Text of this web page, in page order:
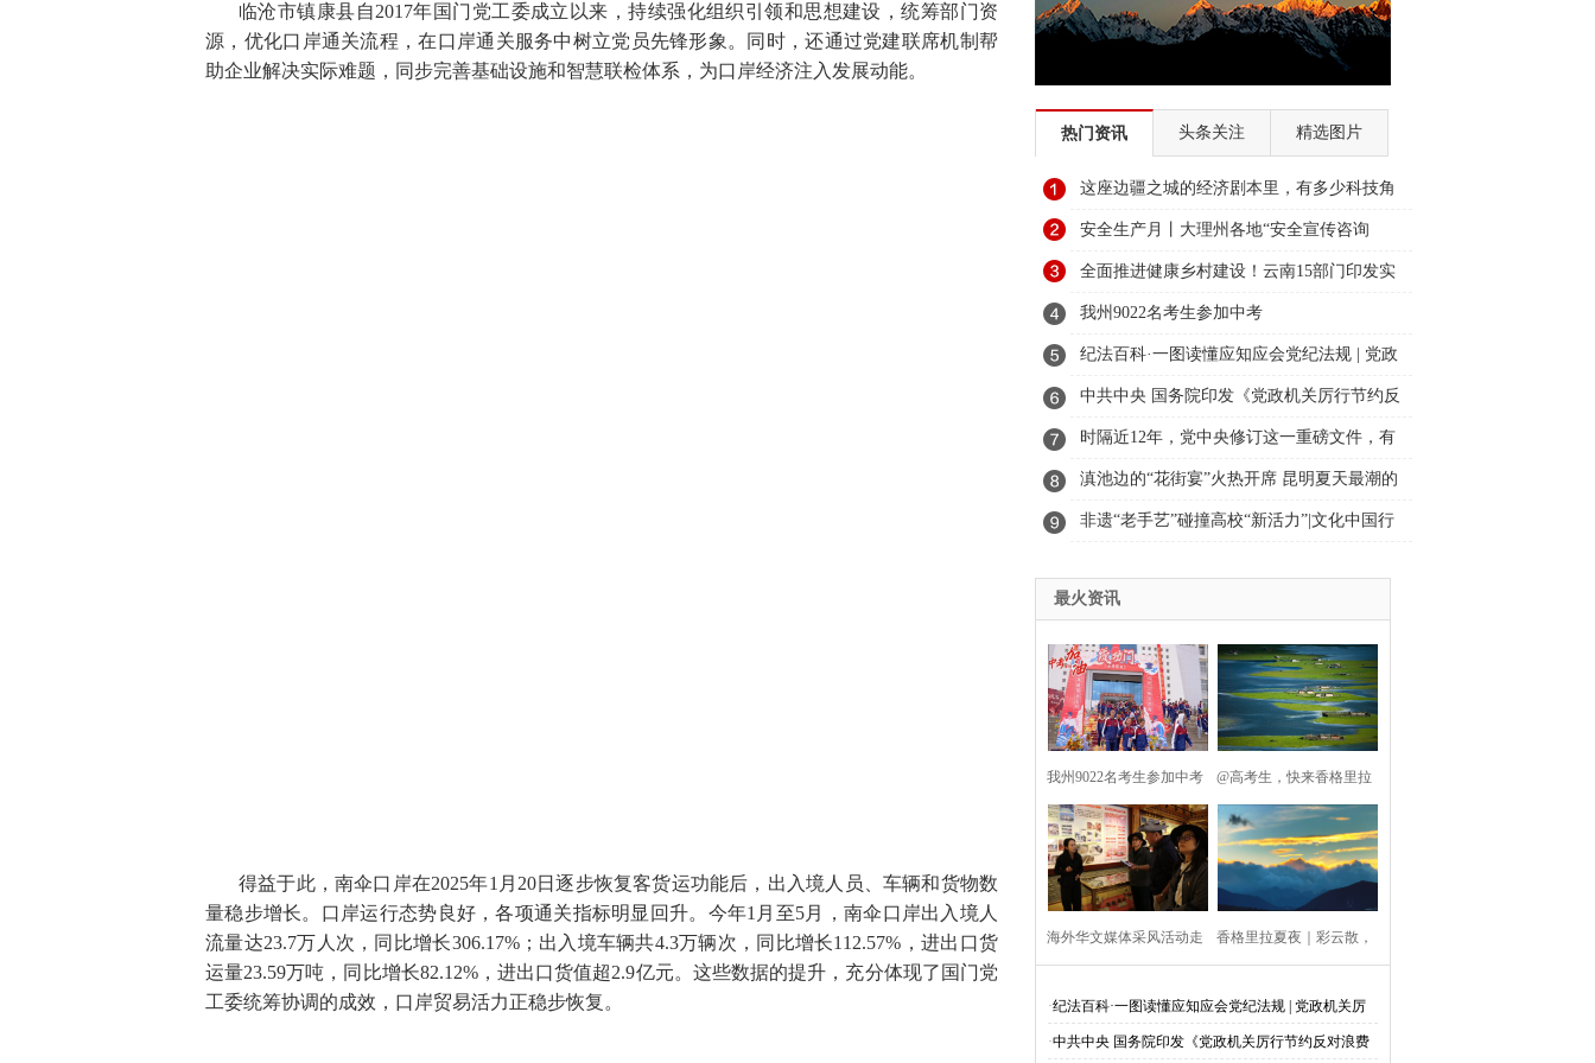
临沧市镇康县自2017年国门党工委成立以来，持续强化组织引领和思想建设，统筹部门资
源，优化口岸通关流程，在口岸通关服务中树立党员先锋形象。同时，还通过党建联席机制帮
助企业解决实际难题，同步完善基础设施和智慧联检体系，为口岸经济注入发展动能。
得益于此，南伞口岸在2025年1月20日逐步恢复客货运功能后，出入境人员、车辆和货物数
量稳步增长。口岸运行态势良好，各项通关指标明显回升。今年1月至5月，南伞口岸出入境人
流量达23.7万人次，同比增长306.17%；出入境车辆共4.3万辆次，同比增长112.57%，进出口货
运量23.59万吨，同比增长82.12%，进出口货值超2.9亿元。这些数据的提升，充分体现了国门党
工委统筹协调的成效，口岸贸易活力正稳步恢复。
热门资讯 头条关注 精选图片
这座边疆之城的经济剧本里，有多少科技角
色？
安全生产月丨大理州各地“安全宣传咨询
日”活动精彩纷呈
全面推进健康乡村建设！云南15部门印发实
施方案→
我州9022名考生参加中考
纪法百科·一图读懂应知应会党纪法规 | 党政
机关厉行节约反对浪费条例
中共中央 国务院印发《党政机关厉行节约反
对浪费条例》
时隔近12年，党中央修订这一重磅文件，有
新变化
滇池边的“花街宴”火热开席 昆明夏天最潮的
打开方式来了
非遗“老手艺”碰撞高校“新活力”|文化中国行
最火资讯
我州9022名考生参加中考 @高考生，快来香格里拉
拥抱自由的夏天
海外华文媒体采风活动走 香格里拉夏夜｜彩云散，
·纪法百科·一图读懂应知应会党纪法规 | 党政机关厉
行节约反对浪费条例
·中共中央 国务院印发《党政机关厉行节约反对浪费